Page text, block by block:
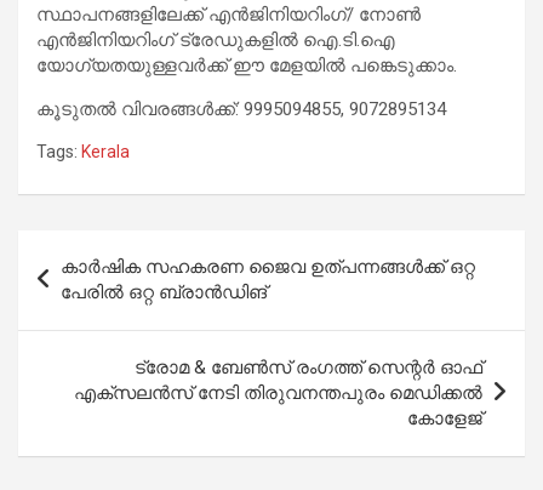
സ്ഥാപനങ്ങളിലേക്ക് എൻജിനിയറിംഗ്/ നോൺ
എൻജിനിയറിംഗ് ട്രേഡുകളിൽ ഐ.ടി.ഐ
യോഗ്യതയുള്ളവർക്ക് ഈ മേളയിൽ പങ്കെടുക്കാം.
കൂടുതൽ വിവരങ്ങൾക്ക്: 9995094855, 9072895134
Tags: Kerala
navigation
കാർഷിക സഹകരണ ജൈവ ഉത്‌പന്നങ്ങൾക്ക് ഒറ്റ
പേരിൽ ഒറ്റ ബ്രാൻഡിങ്
ട്രോമ & ബേൺസ് രംഗത്ത് സെന്റർ ഓഫ്
എക്സലൻസ് നേടി തിരുവനന്തപുരം മെഡിക്കൽ
കോളേജ്